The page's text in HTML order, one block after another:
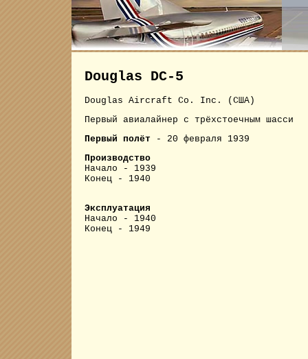
Douglas DC-5
Douglas Aircraft Co. Inc. (США)
Первый авиалайнер с трёхстоечным шасси
Первый полёт - 20 февраля 1939
Производство
Начало - 1939
Конец - 1940
Эксплуатация
Начало - 1940
Конец - 1949